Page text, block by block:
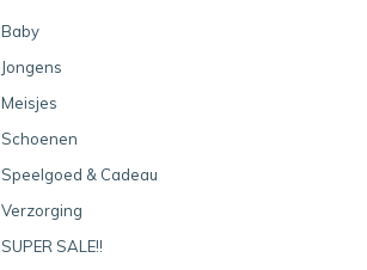
Baby
Jongens
Meisjes
Schoenen
Speelgoed & Cadeau
Verzorging
SUPER SALE!!